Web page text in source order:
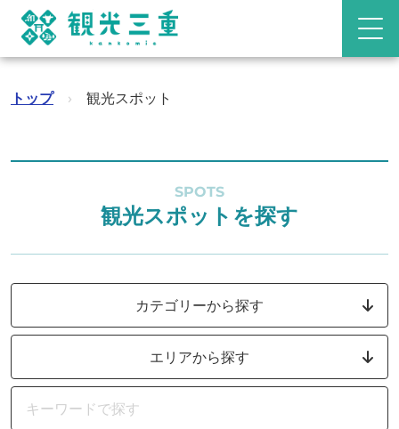
トップ › 観光スポット
SPOTS
観光スポットを探す
カテゴリーから探す
エリアから探す